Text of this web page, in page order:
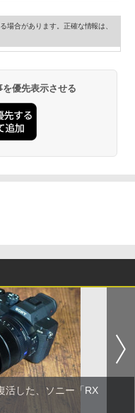
場合があります。正確な情報は、
優先表示させる
活した、ソニー「RX